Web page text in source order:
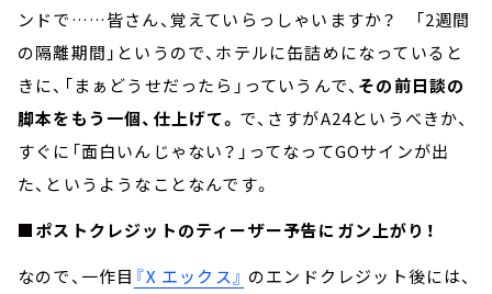
ンドで……皆さん、覚えていらっしゃいますか？ 「2週間
の隔離期間」というので、ホテルに缶詰めになっていると
きに、「まぁどうせだったら」っていうんで、 その前日談の
脚本をもう一個、仕上げて。 で、さすがA24というべきか、
すぐに「面白いんじゃない？」ってなってGOサインが出
た、というようなことなんです。
■ポストクレジットのティーザー予告にガン上がり！
なので、一作目 『X エックス』 のエンドクレジット後には、